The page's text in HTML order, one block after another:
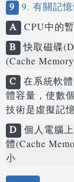
9 9. 有關記
A CPU中的
B 快取磁碟
(Cache
C 在系統軟
體容量，使數
技術是虛擬記
D 個人電腦
體(Cache
小